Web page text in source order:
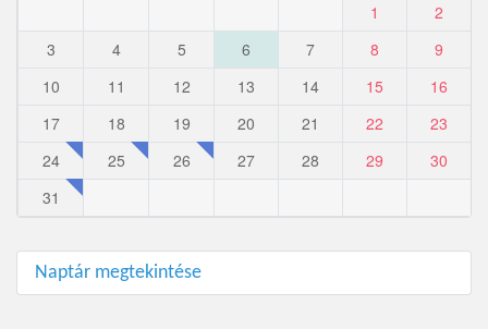
1
2
3
4 5 6 7 8
9
10
11 12 13 14 15
16
17
18 19 20 21 22
23
24
25 26 27 28 29
30
31
Naptár megtekintése